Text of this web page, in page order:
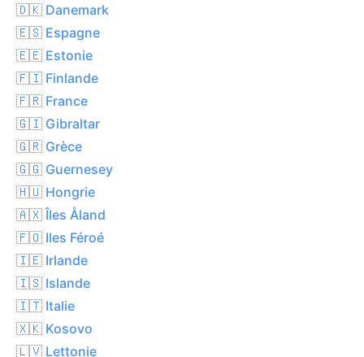
🇩🇰 Danemark
🇪🇸 Espagne
🇪🇪 Estonie
🇫🇮 Finlande
🇫🇷 France
🇬🇮 Gibraltar
🇬🇷 Grèce
🇬🇬 Guernesey
🇭🇺 Hongrie
🇦🇽 Îles Åland
🇫🇴 Iles Féroé
🇮🇪 Irlande
🇮🇸 Islande
🇮🇹 Italie
🇽🇰 Kosovo
🇱🇻 Lettonie